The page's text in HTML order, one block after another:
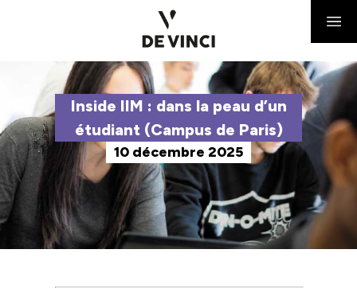
Inside IIM : dans la peau d’un
étudiant (Campus de Paris)
10 décembre 2025